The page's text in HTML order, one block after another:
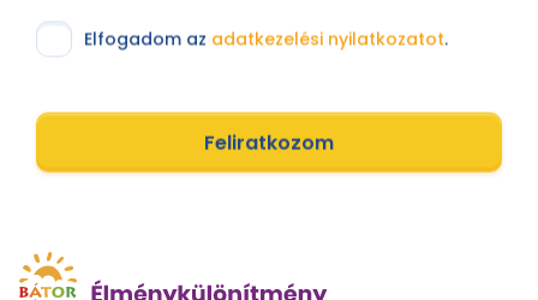
Elfogadom az adatkezelési nyilatkozatot.
Feliratkozom